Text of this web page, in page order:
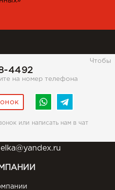
4492
Чтобы
на номер телефона
или написать нам в чат